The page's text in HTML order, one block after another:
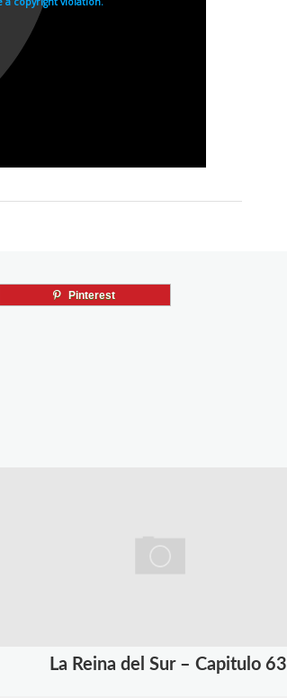
Pinterest
La Reina del Sur – Capitulo 63